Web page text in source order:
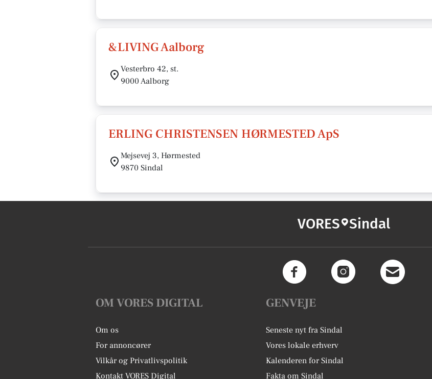
&LIVING Aalborg
Vesterbro 42, st.
9000 Aalborg
ERLING CHRISTENSEN HØRMESTED ApS
Mejsevej 3, Hørmested
9870 Sindal
VORES Sindal
OM VORES DIGITAL
Om os
For annoncører
Vilkår og Privatlivspolitik
Kontakt VORES Digital
GENVEJE
Seneste nyt fra Sindal
Vores lokale erhverv
Kalenderen for Sindal
Fakta om Sindal